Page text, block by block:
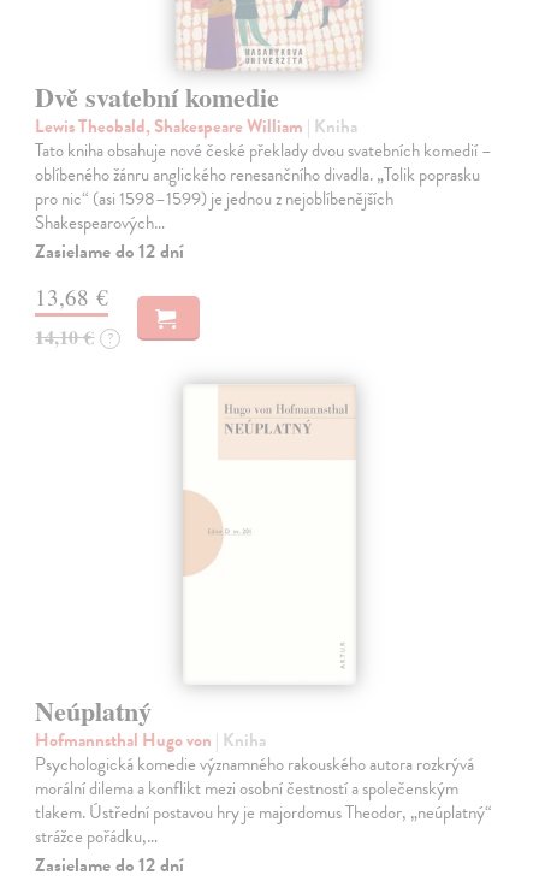
Dvě svatební komedie
Lewis Theobald, Shakespeare William | Kniha
Tato kniha obsahuje nové české překlady dvou svatebních komedií –
oblíbeného žánru anglického renesančního divadla. „Tolik poprasku
pro nic“ (asi 1598–1599) je jednou z nejoblíbenějších
Shakespearových…
Zasielame do 12 dní
13,68 €
14,10 € ?
Neúplatný
Hofmannsthal Hugo von | Kniha
Psychologická komedie významného rakouského autora rozkrývá
morální dilema a konflikt mezi osobní čestností a společenským
tlakem. Ústřední postavou hry je majordomus Theodor, „neúplatný“
strážce pořádku,…
Zasielame do 12 dní